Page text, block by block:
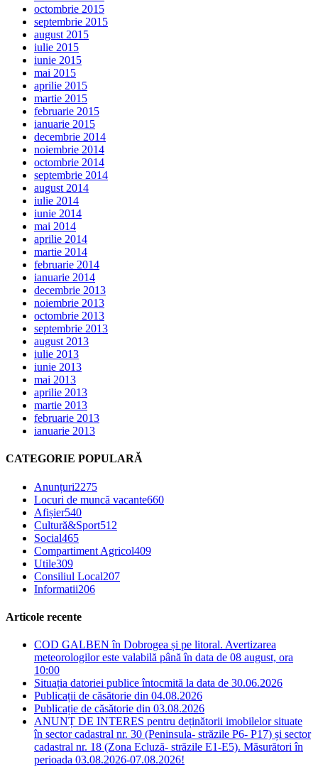
octombrie 2015
septembrie 2015
august 2015
iulie 2015
iunie 2015
mai 2015
aprilie 2015
martie 2015
februarie 2015
ianuarie 2015
decembrie 2014
noiembrie 2014
octombrie 2014
septembrie 2014
august 2014
iulie 2014
iunie 2014
mai 2014
aprilie 2014
martie 2014
februarie 2014
ianuarie 2014
decembrie 2013
noiembrie 2013
octombrie 2013
septembrie 2013
august 2013
iulie 2013
iunie 2013
mai 2013
aprilie 2013
martie 2013
februarie 2013
ianuarie 2013
CATEGORIE POPULARĂ
Anunțuri2275
Locuri de muncă vacante660
Afișier540
Cultură&Sport512
Social465
Compartiment Agricol409
Utile309
Consiliul Local207
Informatii206
Articole recente
COD GALBEN în Dobrogea și pe litoral. Avertizarea
meteorologilor este valabilă până în data de 08 august, ora
10:00
Situația datoriei publice întocmită la data de 30.06.2026
Publicații de căsătorie din 04.08.2026
Publicație de căsătorie din 03.08.2026
ANUNȚ DE INTERES pentru deținătorii imobilelor situate
în sector cadastral nr. 30 (Peninsula- străzile P6- P17) și sector
cadastral nr. 18 (Zona Ecluză- străzile E1-E5). Măsurători în
perioada 03.08.2026-07.08.2026!